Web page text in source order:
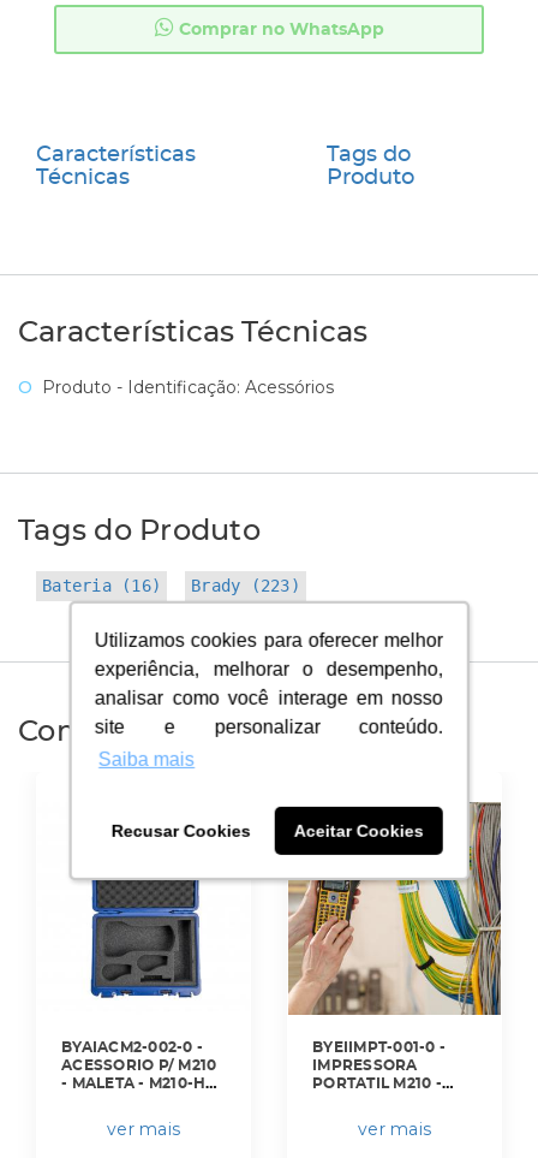
Utilizamos cookies para oferecer melhor
experiência, melhorar o desempenho,
analisar como você interage em nosso
site e personalizar conteúdo.
Saiba mais
Recusar Cookies Aceitar Cookies
Utilizamos cookies para oferecer melhor
experiência, melhorar o desempenho,
analisar como você interage em nosso
site e personalizar conteúdo.
Saiba mais
Recusar Cookies Aceitar Cookies
Comprar no WhatsApp
Características
Técnicas
Tags do
Produto
Características Técnicas
Produto - Identificação: Acessórios
Tags do Produto
Bateria (16) Brady (223)
Compre Junto
BYAIACM2-002-0 -
ACESSORIO P/ M210
- MALETA - M210-HC
ver mais
BYEIIMPT-001-0 -
IMPRESSORA
PORTATIL M210 -
ver mais